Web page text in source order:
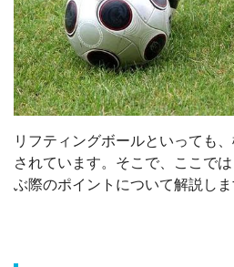
リフティングボールといっても
されています。そこで、ここで
ぶ際のポイントについて解説しま